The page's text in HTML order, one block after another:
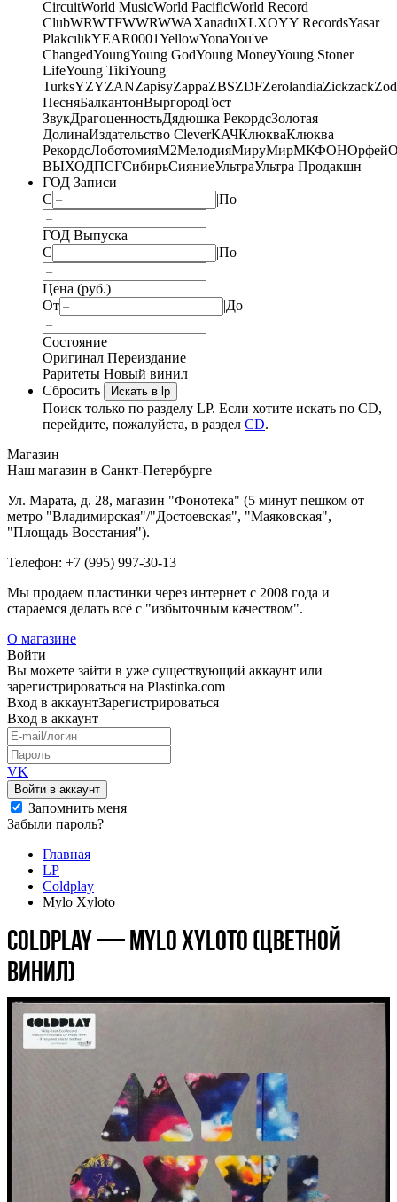
CircuitWorld MusicWorld PacificWorld Record
ClubWRWTFWWRWWAXanaduXLXOYY RecordsYasar
PlakcılıkYEAR0001YellowYonaYou've
ChangedYoungYoung GodYoung MoneyYoung Stoner
LifeYoung TikiYoung
TurksYZYZANZapisyZappaZBSZDFZerolandiaZickzack
ПесняБалкантонВыргородГост
ЗвукДрагоценностьДядюшка РекордсЗолотая
ДолинаИздательство CleverКАЧКлюкваКлюква
РекордсЛоботомияМ2МелодияМируМирМКФОНОрфей
ВЫХОДПСГСибирьСияниеУльтраУльтра Продакшн
ГОД Записи
С
|По
ГОД Выпуска
С
|По
Цена (руб.)
От
|До
Состояние
Оригинал Переиздание
Раритеты Новый винил
Сбросить
Искать в lp
Поиск только по разделу LP. Если хотите искать по CD,
перейдите, пожалуйста, в раздел CD.
Магазин
Наш магазин в Санкт-Петербурге
Ул. Марата, д. 28, магазин "Фонотека" (5 минут пешком от
метро "Владимирская"/"Достоевская", "Маяковская",
"Площадь Восстания").
Телефон: +7 (995) 997-30-13
Мы продаем пластинки через интернет c 2008 года и
стараемся делать всё с "избыточным качеством".
О магазине
Войти
Вы можете зайти в уже существующий аккаунт или
зарегистрироваться на Plastinka.com
Вход в аккаунтЗарегистрироваться
Вход в аккаунт
VK
Войти в аккаунт
Запомнить меня
Забыли пароль?
Главная
LP
Coldplay
Mylo Xyloto
Coldplay — Mylo Xyloto (цветной
винил)